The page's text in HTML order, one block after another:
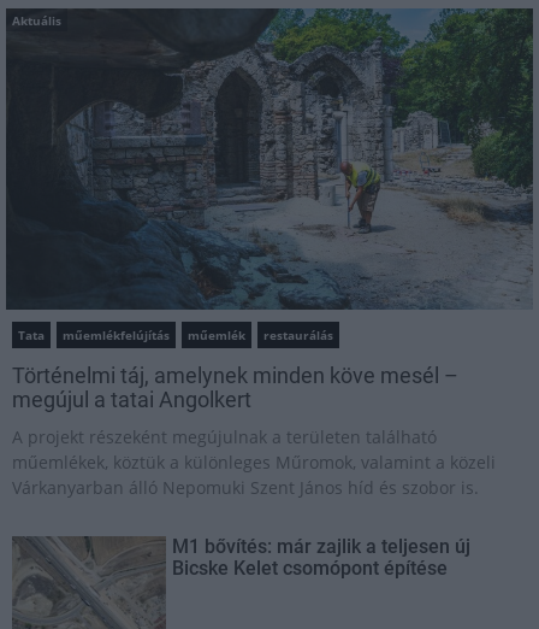
Aktuális
Tata műemlékfelújítás műemlék restaurálás
Történelmi táj, amelynek minden köve mesél –
megújul a tatai Angolkert
A projekt részeként megújulnak a területen található
műemlékek, köztük a különleges Műromok, valamint a közeli
Várkanyarban álló Nepomuki Szent János híd és szobor is.
M1 bővítés: már zajlik a teljesen új
Bicske Kelet csomópont építése